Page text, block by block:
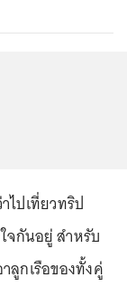
ปเที่ยวทริป
จกันอยู่ สำหรับ
ลูกเรือของทั้งคู่